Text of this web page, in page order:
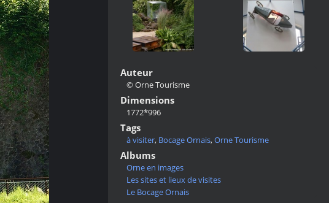
Auteur
© Orne Tourisme
Dimensions
1772*996
Tags
à visiter, Bocage Ornais,Orne Tourisme
Albums
Orne en images
Les sites et lieux de visites
Le Bocage Ornais